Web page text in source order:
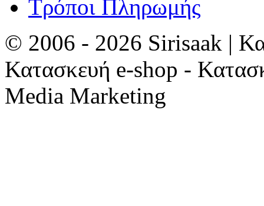
Τρόποι Πληρωμής
© 2006 - 2026 Sirisaak |
Κατασκευή e-shop -
Media Marketing